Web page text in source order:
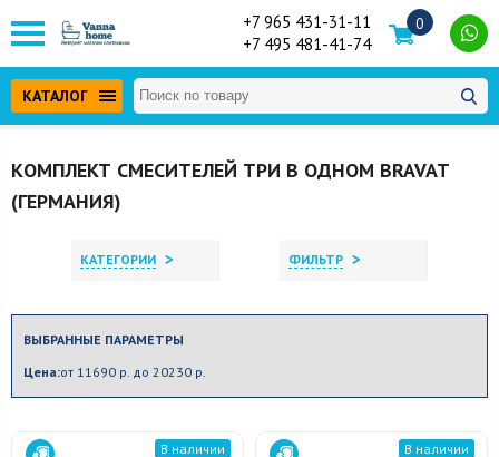
+7 965 431-31-11
+7 495 481-41-74
0
КАТАЛОГ
КОМПЛЕКТ СМЕСИТЕЛЕЙ ТРИ В ОДНОМ BRAVAT
(ГЕРМАНИЯ)
КАТЕГОРИИ > ФИЛЬТР >
ВЫБРАННЫЕ ПАРАМЕТРЫ
Цена:от 11690 р. до 20230 р.
В наличии В наличии